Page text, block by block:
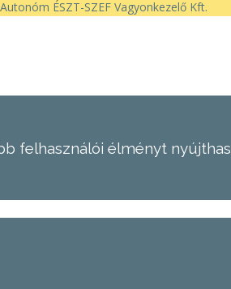
Autonóm ÉSZT-SZEF Vagyonkezelő Kft.
felhasználói élményt